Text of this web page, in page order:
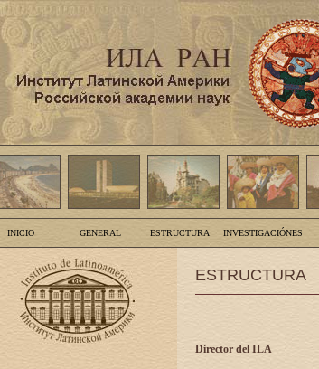
INICIO GENERAL ESTRUCTURA INVESTIGACIÓNES
ESTRUCTURA
Director del ILA